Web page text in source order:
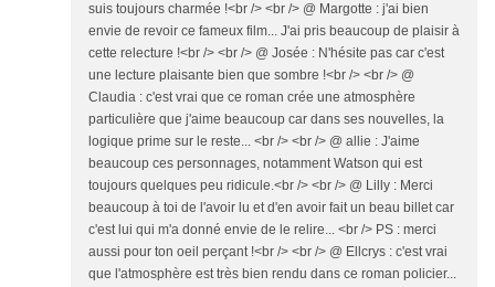
suis toujours charmée !<br /> <br /> @ Margotte : j'ai bien
envie de revoir ce fameux film... J'ai pris beaucoup de plaisir à
cette relecture !<br /> <br /> @ Josée : N'hésite pas car c'est
une lecture plaisante bien que sombre !<br /> <br /> @
Claudia : c'est vrai que ce roman crée une atmosphère
particulière que j'aime beaucoup car dans ses nouvelles, la
logique prime sur le reste... <br /> <br /> @ allie : J'aime
beaucoup ces personnages, notamment Watson qui est
toujours quelques peu ridicule.<br /> <br /> @ Lilly : Merci
beaucoup à toi de l'avoir lu et d'en avoir fait un beau billet car
c'est lui qui m'a donné envie de le relire... <br /> PS : merci
aussi pour ton oeil perçant !<br /> <br /> @ Ellcrys : c'est vrai
que l'atmosphère est très bien rendu dans ce roman policier...